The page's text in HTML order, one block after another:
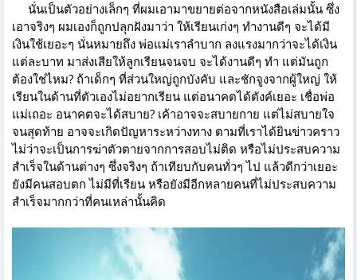
นั่นเป็นตัวอย่างเล็กๆ ที่ผมเอามาขยายต่อจากหนังสือเล่มนั้น ซึ่ง
เอาจริงๆ ผมเองก็ถูกปลุกฝังมาว่า ให้เรียนเก่งๆ ทำงานดีๆ จะได้มี
เงินใช้เยอะๆ นั่นหมายถึง พ่อแม่เราลำบาก ลงแรงมากว่าจะได้เงิน
แต่ละบาท มาส่งเสียให้ลูกเรียนจนจบ จะได้งานดีๆ ทำ แต่มันถูก
ต้องใช่ไหม? ถ้าเด็กๆ ที่ส่วนใหญ่ถูกบังคับ และชักจูงจากผู้ใหญ่ ให้
เรียนในด้านที่ตัวเองไม่อยากเรียน แต่อนาคตได้ตังค์เยอะ เชื่อพ่อ
แม่เถอะ อนาคตจะได้สบาย? เค้าอาจจะสบายกาย แต่ไม่สบายใจ
จนสุดท้าย อาจจะเกิดปัญหาระหว่างทาง ตามที่เราได้ยินข่าวคราว
ไม่ว่าจะเป็นการฆ่าตัวตายจากการสอบไม่ติด หรือไม่ประสบความ
สำเร็จในด้านต่างๆ ซึ่งจริงๆ ถ้าเทียบกับคนทั่วๆ ไป แล้วดีกว่าเยอะ
ยังมีคนสอบตก ไม่มีที่เรียน หรือยังมีอีกหลายคนที่ไม่ประสบความ
สำเร็จมากกว่าที่คนเหล่านั้นคิด